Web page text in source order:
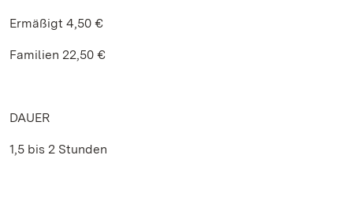
Ermäßigt 4,50 €
Familien 22,50 €
DAUER
1,5 bis 2 Stunden